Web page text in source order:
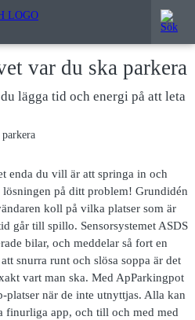
var du ska parkera
lägga tid och energi på att leta
enda du vill är att springa in och
på ditt problem! Grundidén
koll på vilka platser som är
går till spillo. Sensorsystemet ASDS
bilar, och meddelar så fort en
snurra runt och slösa soppa är det
vart man ska. Med ApParkingpot
platser när de inte utnyttjas. Alla kan
finurliga app, och till och med med